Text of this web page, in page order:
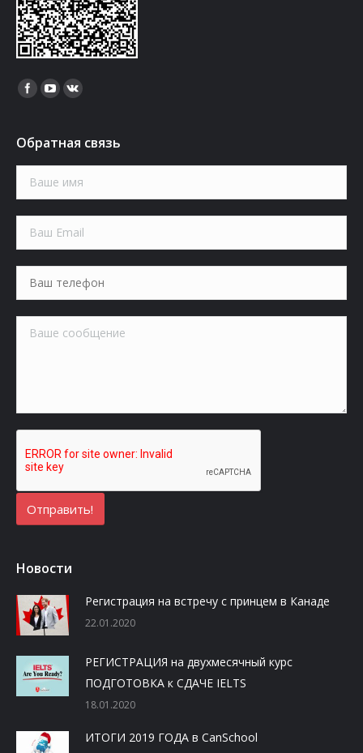
Найдите нас:
Обратная связь
Новости
Регистрация на встречу с принцем в Канаде
22.01.2020
РЕГИСТРАЦИЯ на двухмесячный курс
ПОДГОТОВКА к СДАЧЕ IELTS
18.01.2020
ИТОГИ 2019 ГОДА в CanSchool